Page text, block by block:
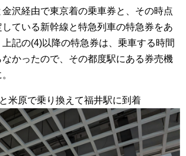
沢経由で東京着の乗車券と、その時点
ている新幹線と特急列車の特急券をあ
記の(4)以降の特急券は、乗車する時間
かったので、その都度駅にある券売機
米原で乗り換えて福井駅に到着